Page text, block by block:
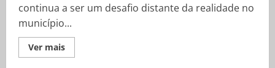
continua a ser um desafio distante da realidade no
município...
Ver mais